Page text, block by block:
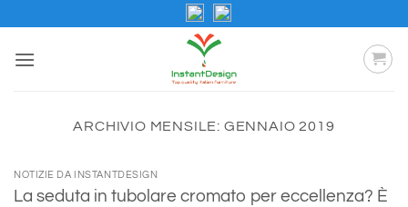
ai
contenuti
ARCHIVIO MENSILE: GENNAIO 2019
NOTIZIE DA INSTANTDESIGN
La seduta in tubolare cromato per eccellenza? È